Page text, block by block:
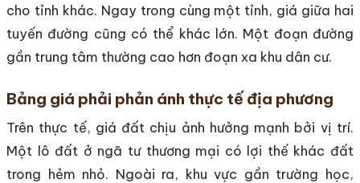
cho tỉnh khác. Ngay trong cùng một tỉnh, giá giữa hai
tuyến đường cũng có thể khác lớn. Một đoạn đường
gần trung tâm thường cao hơn đoạn xa khu dân cư.
Bảng giá phải phản ánh thực tế địa phương
Trên thực tế, giá đất chịu ảnh hưởng mạnh bởi vị trí.
Một lô đất ở ngã tư thương mại có lợi thế khác đất
trong hẻm nhỏ. Ngoài ra, khu vực gần trường học,